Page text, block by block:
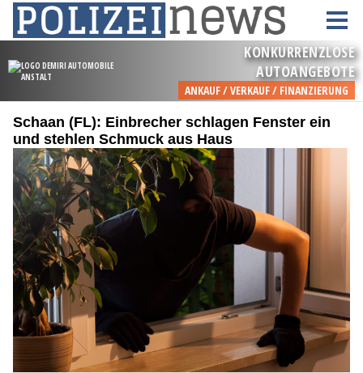
Schaan (FL): Einbrecher schlagen Fenster ein
und stehlen Schmuck aus Haus